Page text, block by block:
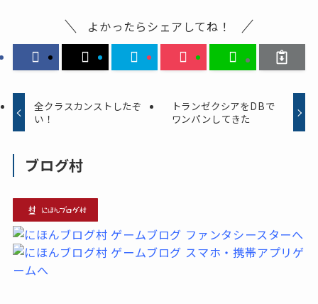
よかったらシェアしてね！
全クラスカンストしたぞ
い！
トランゼクシアをDBで
ワンパンしてきた
ブログ村